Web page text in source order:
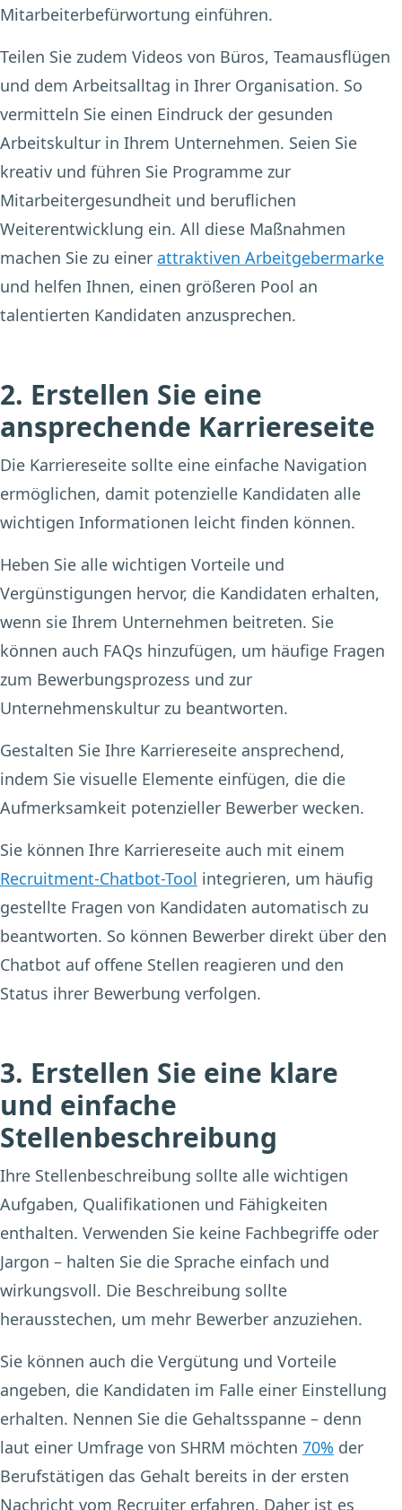
Mitarbeiterbefürwortung einführen.
Teilen Sie zudem Videos von Büros, Teamausflügen
und dem Arbeitsalltag in Ihrer Organisation. So
vermitteln Sie einen Eindruck der gesunden
Arbeitskultur in Ihrem Unternehmen. Seien Sie
kreativ und führen Sie Programme zur
Mitarbeitergesundheit und beruflichen
Weiterentwicklung ein. All diese Maßnahmen
machen Sie zu einer attraktiven Arbeitgebermarke
und helfen Ihnen, einen größeren Pool an
talentierten Kandidaten anzusprechen.
2. Erstellen Sie eine
ansprechende Karriereseite
Die Karriereseite sollte eine einfache Navigation
ermöglichen, damit potenzielle Kandidaten alle
wichtigen Informationen leicht finden können.
Heben Sie alle wichtigen Vorteile und
Vergünstigungen hervor, die Kandidaten erhalten,
wenn sie Ihrem Unternehmen beitreten. Sie
können auch FAQs hinzufügen, um häufige Fragen
zum Bewerbungsprozess und zur
Unternehmenskultur zu beantworten.
Gestalten Sie Ihre Karriereseite ansprechend,
indem Sie visuelle Elemente einfügen, die die
Aufmerksamkeit potenzieller Bewerber wecken.
Sie können Ihre Karriereseite auch mit einem
Recruitment-Chatbot-Tool integrieren, um häufig
gestellte Fragen von Kandidaten automatisch zu
beantworten. So können Bewerber direkt über den
Chatbot auf offene Stellen reagieren und den
Status ihrer Bewerbung verfolgen.
3. Erstellen Sie eine klare
und einfache
Stellenbeschreibung
Ihre Stellenbeschreibung sollte alle wichtigen
Aufgaben, Qualifikationen und Fähigkeiten
enthalten. Verwenden Sie keine Fachbegriffe oder
Jargon – halten Sie die Sprache einfach und
wirkungsvoll. Die Beschreibung sollte
herausstechen, um mehr Bewerber anzuziehen.
Sie können auch die Vergütung und Vorteile
angeben, die Kandidaten im Falle einer Einstellung
erhalten. Nennen Sie die Gehaltsspanne – denn
laut einer Umfrage von SHRM möchten 70% der
Berufstätigen das Gehalt bereits in der ersten
Nachricht vom Recruiter erfahren. Daher ist es